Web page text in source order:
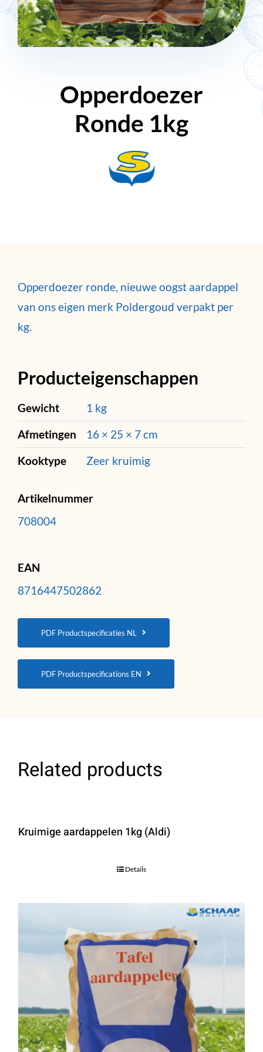
Opperdoezer
Ronde 1kg
Opperdoezer ronde, nieuwe oogst aardappel
van ons eigen merk Poldergoud verpakt per
kg.
Producteigenschappen
Gewicht
1 kg
Afmetingen
16 × 25 × 7 cm
Kooktype
Zeer kruimig
Artikelnummer
708004
EAN
8716447502862
PDF Productspecificaties NL
PDF Productspecifications EN
Related products
Kruimige aardappelen 1kg (Aldi)
Details